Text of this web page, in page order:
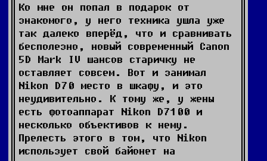
Ко мне он попал в подарок от
знакомого, у него техника ушла уже
так далеко вперёд, что и сравнивать
бесполезно, новый современный Canon
5D Mark IV шансов старичку не
оставляет совсем. Вот и занимал
Nikon D70 место в шкафу, и это
неудивительно. К тому же, у жены
есть фотоаппарат Nikon D7100 и
несколько объективов к нему.
Прелесть этого в том, что Nikon
использует свой байонет на